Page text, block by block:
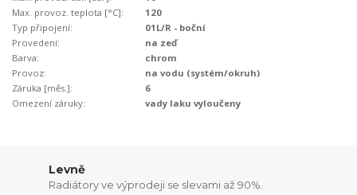
Max. provoz. teplota [°C]:
120
Typ připojení:
01L/R - boční
Provedení:
na zeď
Barva:
chrom
Provoz:
na vodu (systém/okruh)
Záruka [měs.]:
6
Omezení záruky:
vady laku vyloučeny
Levně
Radiátory ve výprodeji se slevami až 90%.